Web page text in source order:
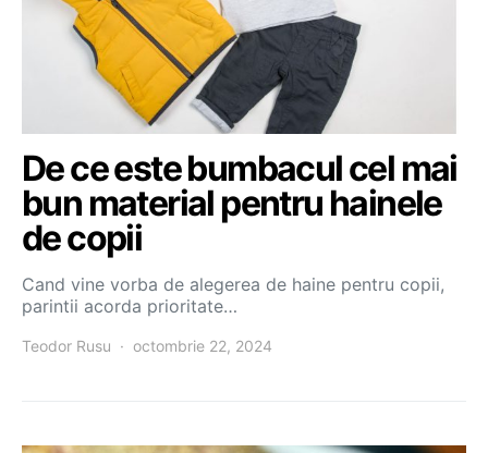
De ce este bumbacul cel mai
bun material pentru hainele
de copii
Cand vine vorba de alegerea de haine pentru copii,
parintii acorda prioritate…
Teodor Rusu octombrie 22, 2024